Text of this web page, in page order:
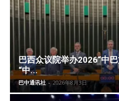
巴西众议院举办2026“中
“中...
巴中通讯社 - 2026年8月3日